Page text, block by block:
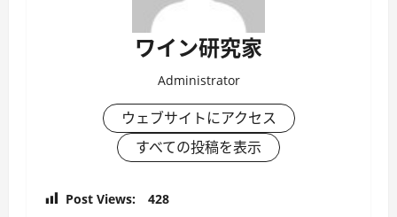
ワイン研究家
Administrator
ウェブサイトにアクセス
すべての投稿を表示
Post Views: 428